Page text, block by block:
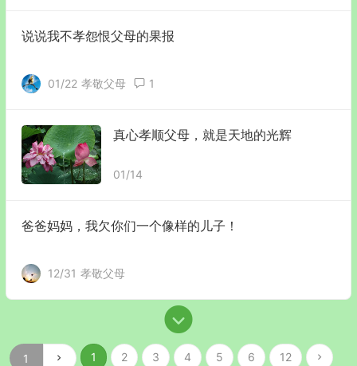
说说我不孝怨恨父母的果报
01/22 孝敬父母 1
真心孝顺父母，就是天地的光辉
01/14
爸爸妈妈，我欠你们一个像样的儿子！
12/31 孝敬父母
1 2 3 4 5 6 12